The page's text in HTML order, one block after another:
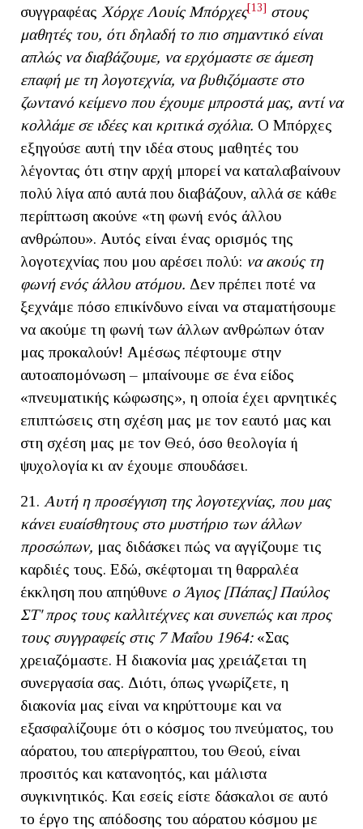
συγγραφέας Χόρχε Λουίς Μπόρχες[13] στους
μαθητές του, ότι δηλαδή το πιο σημαντικό είναι
απλώς να διαβάζουμε, να ερχόμαστε σε άμεση
επαφή με τη λογοτεχνία, να βυθιζόμαστε στο
ζωντανό κείμενο που έχουμε μπροστά μας, αντί να
κολλάμε σε ιδέες και κριτικά σχόλια. Ο Μπόρχες
εξηγούσε αυτή την ιδέα στους μαθητές του
λέγοντας ότι στην αρχή μπορεί να καταλαβαίνουν
πολύ λίγα από αυτά που διαβάζουν, αλλά σε κάθε
περίπτωση ακούνε «τη φωνή ενός άλλου
ανθρώπου». Αυτός είναι ένας ορισμός της
λογοτεχνίας που μου αρέσει πολύ: να ακούς τη
φωνή ενός άλλου ατόμου. Δεν πρέπει ποτέ να
ξεχνάμε πόσο επικίνδυνο είναι να σταματήσουμε
να ακούμε τη φωνή των άλλων ανθρώπων όταν
μας προκαλούν! Αμέσως πέφτουμε στην
αυτοαπομόνωση – μπαίνουμε σε ένα είδος
«πνευματικής κώφωσης», η οποία έχει αρνητικές
επιπτώσεις στη σχέση μας με τον εαυτό μας και
στη σχέση μας με τον Θεό, όσο θεολογία ή
ψυχολογία κι αν έχουμε σπουδάσει.
21. Αυτή η προσέγγιση της λογοτεχνίας, που μας
κάνει ευαίσθητους στο μυστήριο των άλλων
προσώπων, μας διδάσκει πώς να αγγίζουμε τις
καρδιές τους. Εδώ, σκέφτομαι τη θαρραλέα
έκκληση που απηύθυνε ο Άγιος [Πάπας] Παύλος
ΣΤ' προς τους καλλιτέχνες και συνεπώς και προς
τους συγγραφείς στις 7 Μαΐου 1964:«Σας
χρειαζόμαστε. Η διακονία μας χρειάζεται τη
συνεργασία σας. Διότι, όπως γνωρίζετε, η
διακονία μας είναι να κηρύττουμε και να
εξασφαλίζουμε ότι ο κόσμος του πνεύματος, του
αόρατου, του απερίγραπτου, του Θεού, είναι
προσιτός και κατανοητός, και μάλιστα
συγκινητικός. Και εσείς είστε δάσκαλοι σε αυτό
το έργο της απόδοσης του αόρατου κόσμου με